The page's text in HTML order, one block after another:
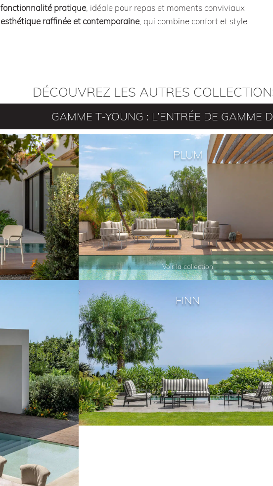
fonctionnalité pratique, idéale pour repas et moments conviviaux
esthétique raffinée et contemporaine, qui combine confort et style
DÉCOUVREZ LES AUTRES
GAMME T-YOUNG : L’ENTRÉE DE GAMME
PLUM
Voir la collection
FINN